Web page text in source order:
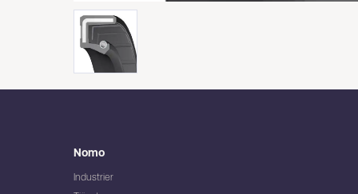
Nomo
Industrier